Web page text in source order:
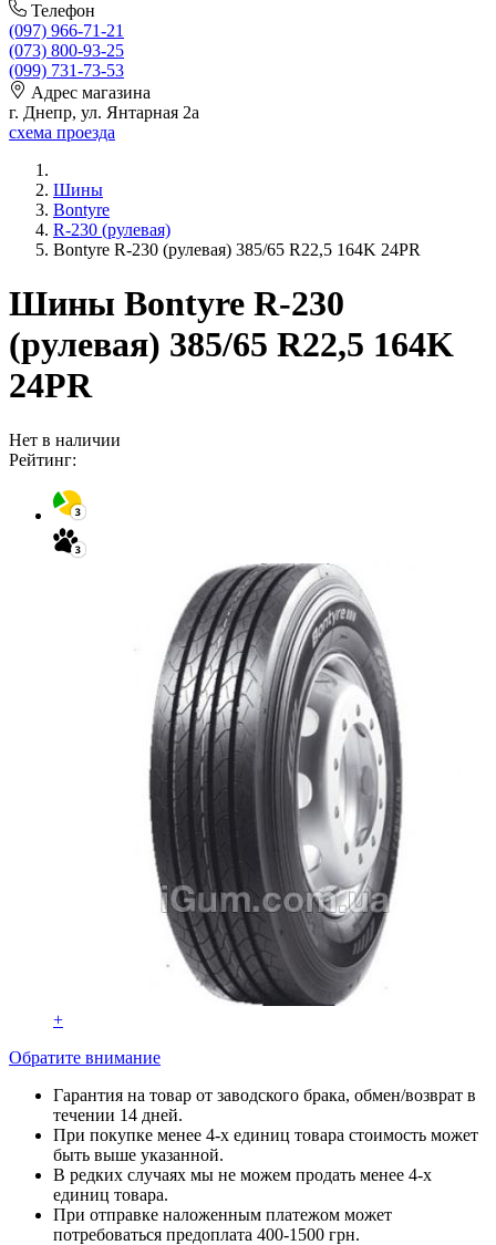
Телефон
(097) 966-71-21
(073) 800-93-25
(099) 731-73-53
Адрес магазина
г. Днепр, ул. Янтарная 2а
схема проезда
Шины
Bontyre
R-230 (рулевая)
Bontyre R-230 (рулевая) 385/65 R22,5 164K 24PR
Шины Bontyre R-230
(рулевая) 385/65 R22,5 164K
24PR
Нет в наличии
Рейтинг:
+
Обратите внимание
Гарантия на товар от заводского брака, обмен/возврат в
течении 14 дней.
При покупке менее 4-х единиц товара стоимость может
быть выше указанной.
В редких случаях мы не можем продать менее 4-х
единиц товара.
При отправке наложенным платежом может
потребоваться предоплата 400-1500 грн.